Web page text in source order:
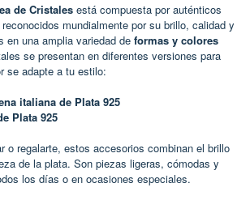
de Cristales está compuesta por auténticos
reconocidos mundialmente por su brillo, calidad y
en una amplia variedad de formas y colores
se presentan en diferentes versiones para
se adapte a tu estilo:
italiana de Plata 925
Plata 925
o regalarte, estos accesorios combinan el brillo
de la plata. Son piezas ligeras, cómodas y
los días o en ocasiones especiales.